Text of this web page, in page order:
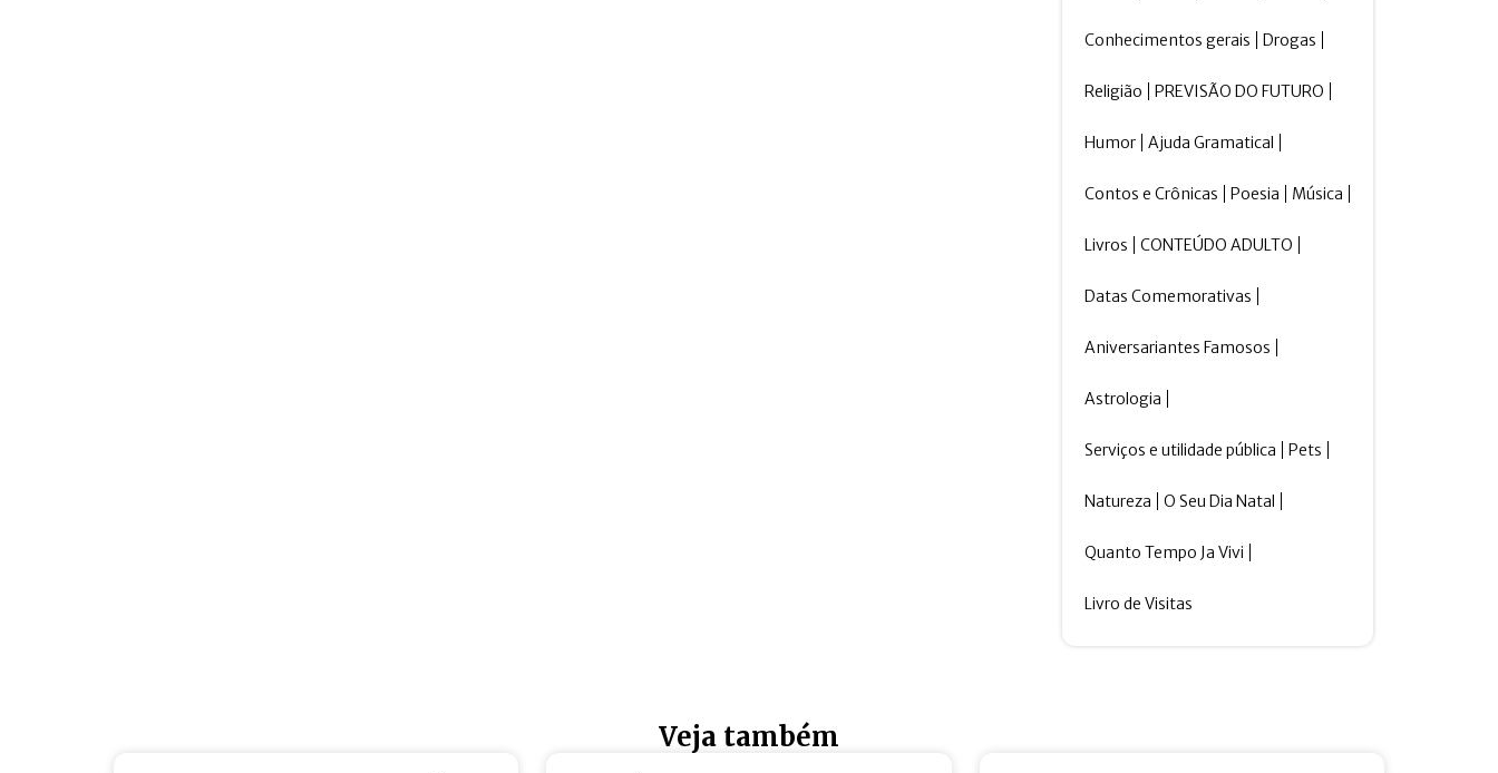
Conhecimentos gerais Drogas
Religião PREVISÃO DO FUTURO
Humor Ajuda Gramatical
Contos e Crônicas Poesia Música
Livros CONTEÚDO ADULTO
Datas Comemorativas
Aniversariantes Famosos
Astrologia
Serviços e utilidade pública Pets
Natureza O Seu Dia Natal
Quanto Tempo Ja Vivi
Livro de Visitas
Veja também